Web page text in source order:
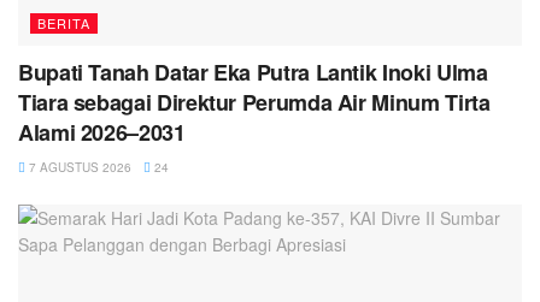
BERITA
Bupati Tanah Datar Eka Putra Lantik Inoki Ulma
Tiara sebagai Direktur Perumda Air Minum Tirta
Alami 2026–2031
7 AGUSTUS 2026 24